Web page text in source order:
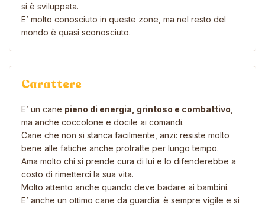
si è sviluppata.
E’ molto conosciuto in queste zone, ma nel resto del
mondo è quasi sconosciuto.
Carattere
E’ un cane pieno di energia, grintoso e combattivo
ma anche coccolone e docile ai comandi.
Cane che non si stanca facilmente, anzi: resiste molto
bene alle fatiche anche protratte per lungo tempo.
Ama molto chi si prende cura di lui e lo difenderebbe a
costo di rimetterci la sua vita.
Molto attento anche quando deve badare ai bambini.
E’ anche un ottimo cane da guardia: è sempre vigile e si